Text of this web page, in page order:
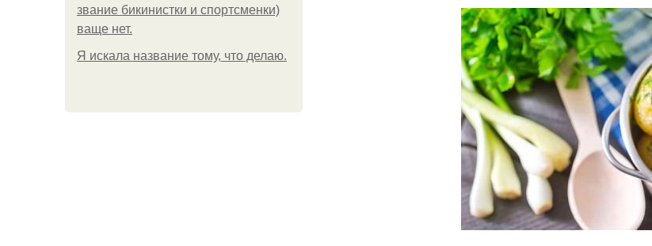
звание бикинистки и спортсменки)
ваще нет.
Я искала название тому, что делаю.